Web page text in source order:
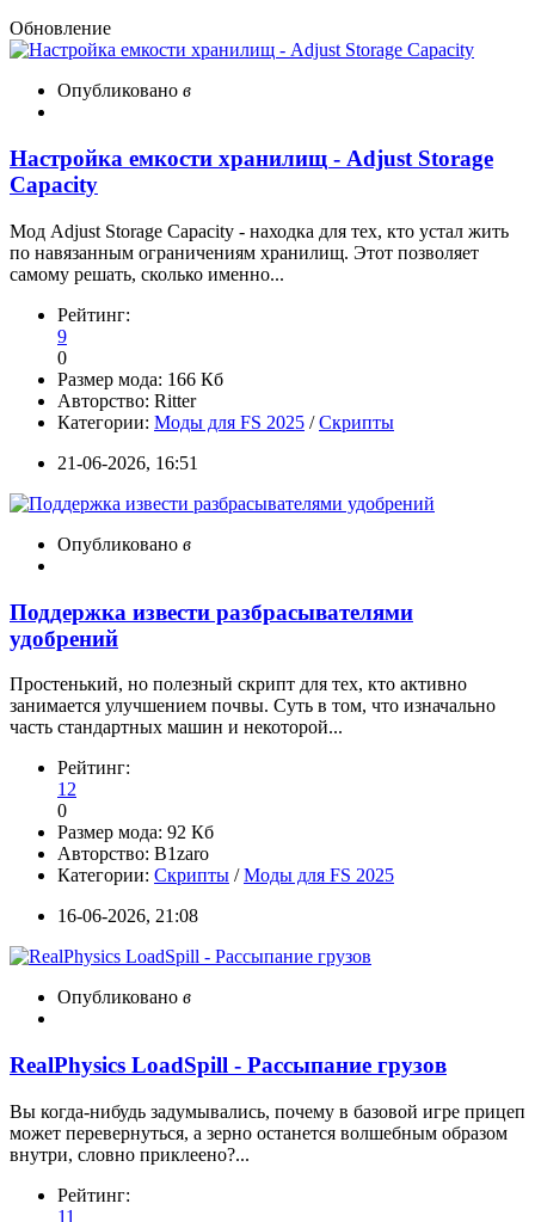
Обновление
Опубликовано в
Настройка емкости хранилищ - Adjust Storage
Capacity
Мод Adjust Storage Capacity - находка для тех, кто устал жить
по навязанным ограничениям хранилищ. Этот позволяет
самому решать, сколько именно...
Рейтинг:
9
0
Размер мода: 166 Кб
Авторство: Ritter
Категории: Моды для FS 2025 /Скрипты
21-06-2026, 16:51
Опубликовано в
Поддержка извести разбрасывателями
удобрений
Простенький, но полезный скрипт для тех, кто активно
занимается улучшением почвы. Суть в том, что изначально
часть стандартных машин и некоторой...
Рейтинг:
12
0
Размер мода: 92 Кб
Авторство: B1zaro
Категории: Скрипты /Моды для FS 2025
16-06-2026, 21:08
Опубликовано в
RealPhysics LoadSpill - Рассыпание грузов
Вы когда-нибудь задумывались, почему в базовой игре прицеп
может перевернуться, а зерно останется волшебным образом
внутри, словно приклеено?...
Рейтинг:
11